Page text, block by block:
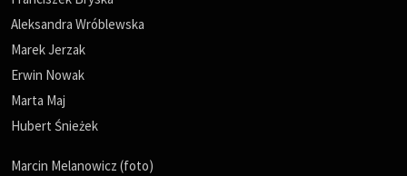
Aleksandra Wróblewska
Marek Jerzak
Erwin Nowak
Marta Maj
Hubert Śnieżek
Marcin Melanowicz (foto)